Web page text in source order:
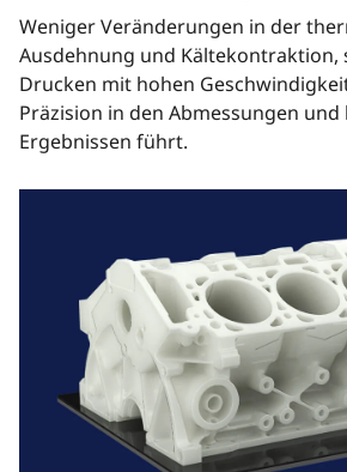
Weniger Veränderungen in der
Ausdehnung und Kältekontraktion,
Drucken mit hohen
Präzision in den Abmessungen und
Ergebnissen führt.